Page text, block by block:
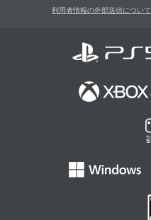
利用者情報の外部送信について